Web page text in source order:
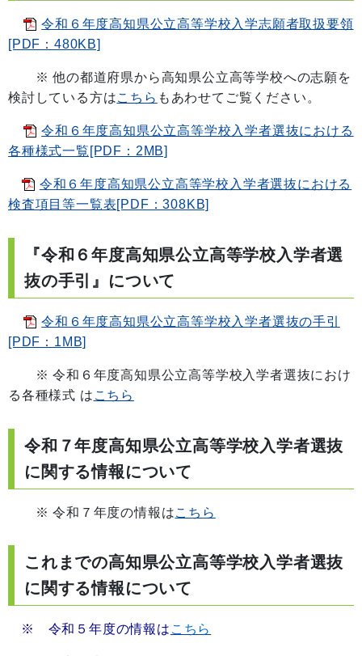
令和６年度高知県公立高等学校入学志願者取扱要領
[PDF：480KB]
※ 他の都道府県から高知県公立高等学校への志願を
検討している方はこちら もあわせてご覧ください。
令和６年度高知県公立高等学校入学者選抜における
各種様式一覧[PDF：2MB]
令和６年度高知県公立高等学校入学者選抜における
検査項目等一覧表[PDF：308KB]
『令和６年度高知県公立高等学校入学者選
抜の手引』について
令和６年度高知県公立高等学校入学者選抜の手引
[PDF：1MB]
※ 令和６年度高知県公立高等学校入学者選抜におけ
る各種様式 は こちら
令和７年度高知県公立高等学校入学者選抜
に関する情報について
※ 令和７年度の情報はこちら
これまでの高知県公立高等学校入学者選抜
に関する情報について
※ 令和５年度の情報は こちら